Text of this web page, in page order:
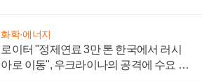
화학·에너지
로이터 "정제연료 3만 톤 한국에서 러시
아로 이동", 우크라이나의 공격에 수요 늘